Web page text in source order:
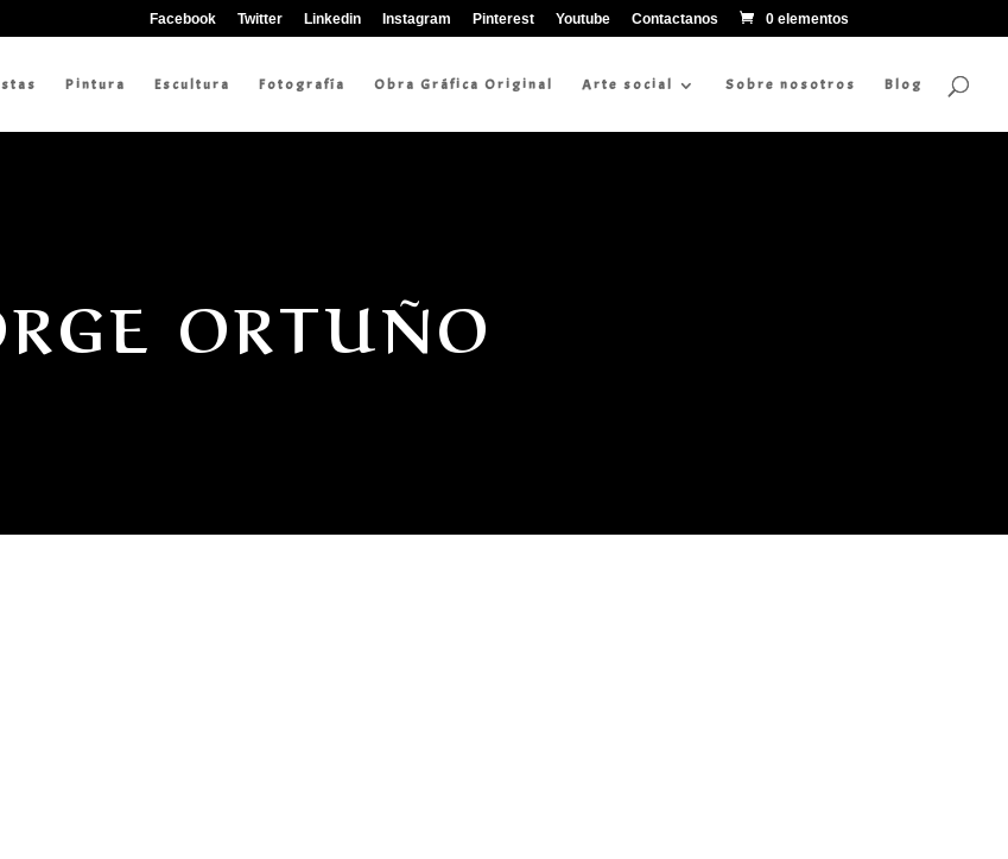
Facebook Twitter Linkedin Instagram Pinterest Youtube Contactanos 0 elementos
Pintura Escultura Fotografía Obra Gráfica Original Arte social Sobre nosotros Blog
ORTUÑO